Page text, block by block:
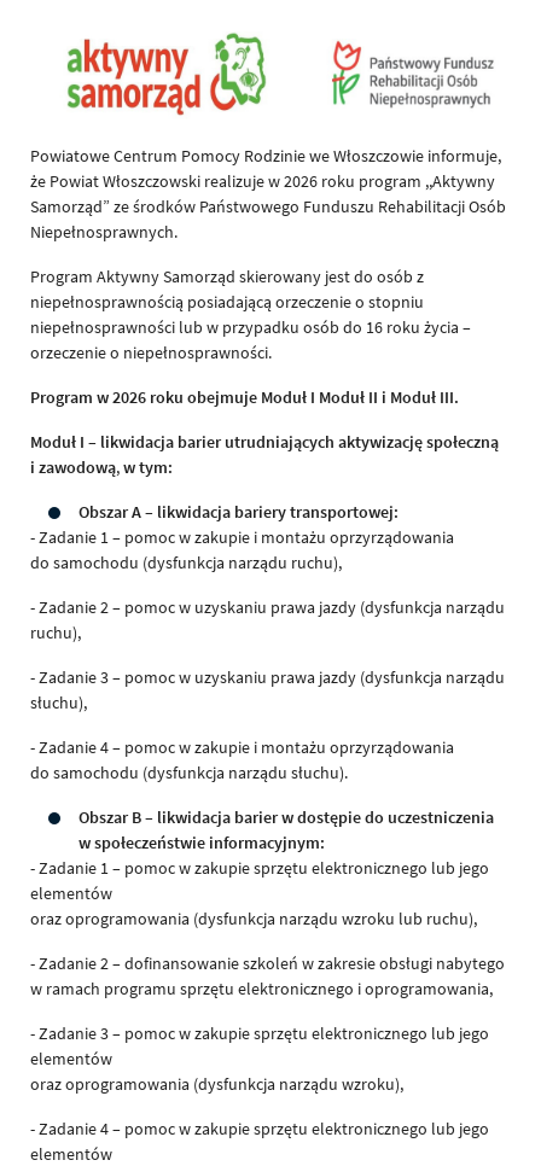
Powiatowe Centrum Pomocy Rodzinie we Włoszczowie informuje,
że Powiat Włoszczowski realizuje w 2026 roku program ,,Aktywny
Samorząd” ze środków Państwowego Funduszu Rehabilitacji Osób
Niepełnosprawnych.
Program Aktywny Samorząd skierowany jest do osób z
niepełnosprawnością posiadającą orzeczenie o stopniu
niepełnosprawności lub w przypadku osób do 16 roku życia –
orzeczenie o niepełnosprawności.
Program w 2026 roku obejmuje Moduł I Moduł II i Moduł III.
Moduł I – likwidacja barier utrudniających aktywizację społeczną
i zawodową,w tym:
Obszar A – likwidacja bariery transportowej:
- Zadanie 1 – pomoc w zakupie i montażu oprzyrządowania
do samochodu (dysfunkcja narządu ruchu),
- Zadanie 2 – pomoc w uzyskaniu prawa jazdy (dysfunkcja narządu
ruchu),
- Zadanie 3 – pomoc w uzyskaniu prawa jazdy (dysfunkcja narządu
słuchu),
- Zadanie 4 – pomoc w zakupie i montażu oprzyrządowania
do samochodu (dysfunkcja narządu słuchu).
Obszar B – likwidacja barier w dostępie do uczestniczenia
w społeczeństwie informacyjnym:
- Zadanie 1 – pomoc w zakupie sprzętu elektronicznego lub jego
elementów
oraz oprogramowania (dysfunkcja narządu wzroku lub ruchu),
- Zadanie 2 – dofinansowanie szkoleń w zakresie obsługi nabytego
w ramach programu sprzętu elektronicznego i oprogramowania,
- Zadanie 3 – pomoc w zakupie sprzętu elektronicznego lub jego
elementów
oraz oprogramowania (dysfunkcja narządu wzroku),
- Zadanie 4 – pomoc w zakupie sprzętu elektronicznego lub jego
elementów